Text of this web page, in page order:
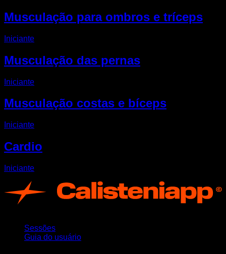
Musculação para ombros e tríceps
Iniciante
Musculação das pernas
Iniciante
Musculação costas e bíceps
Iniciante
Cardio
Iniciante
Sessões
Guia do usuário